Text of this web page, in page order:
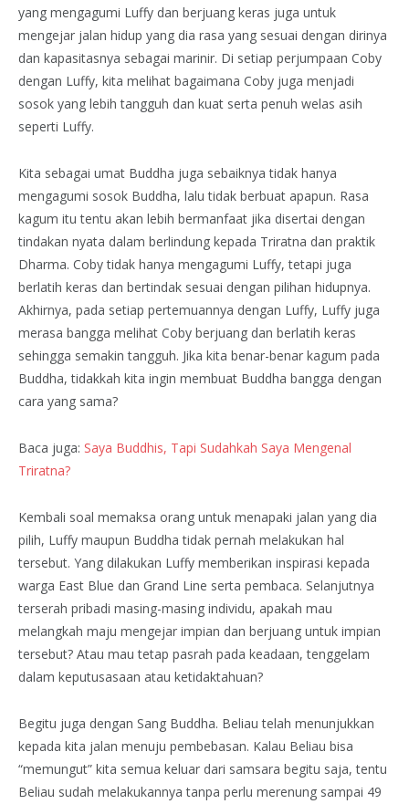
yang mengagumi Luffy dan berjuang keras juga untuk
mengejar jalan hidup yang dia rasa yang sesuai dengan dirinya
dan kapasitasnya sebagai marinir. Di setiap perjumpaan Coby
dengan Luffy, kita melihat bagaimana Coby juga menjadi
sosok yang lebih tangguh dan kuat serta penuh welas asih
seperti Luffy.
Kita sebagai umat Buddha juga sebaiknya tidak hanya
mengagumi sosok Buddha, lalu tidak berbuat apapun. Rasa
kagum itu tentu akan lebih bermanfaat jika disertai dengan
tindakan nyata dalam berlindung kepada Triratna dan praktik
Dharma. Coby tidak hanya mengagumi Luffy, tetapi juga
berlatih keras dan bertindak sesuai dengan pilihan hidupnya.
Akhirnya, pada setiap pertemuannya dengan Luffy, Luffy juga
merasa bangga melihat Coby berjuang dan berlatih keras
sehingga semakin tangguh. Jika kita benar-benar kagum pada
Buddha, tidakkah kita ingin membuat Buddha bangga dengan
cara yang sama?
Baca juga: Saya Buddhis, Tapi Sudahkah Saya Mengenal
Triratna?
Kembali soal memaksa orang untuk menapaki jalan yang dia
pilih, Luffy maupun Buddha tidak pernah melakukan hal
tersebut. Yang dilakukan Luffy memberikan inspirasi kepada
warga East Blue dan Grand Line serta pembaca. Selanjutnya
terserah pribadi masing-masing individu, apakah mau
melangkah maju mengejar impian dan berjuang untuk impian
tersebut? Atau mau tetap pasrah pada keadaan, tenggelam
dalam keputusasaan atau ketidaktahuan?
Begitu juga dengan Sang Buddha. Beliau telah menunjukkan
kepada kita jalan menuju pembebasan. Kalau Beliau bisa
“memungut” kita semua keluar dari samsara begitu saja, tentu
Beliau sudah melakukannya tanpa perlu merenung sampai 49